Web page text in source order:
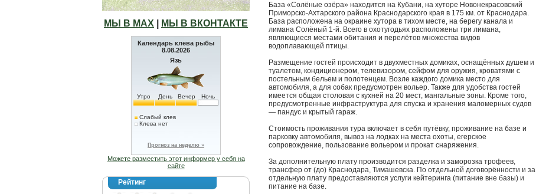
МЫ В МАХ МЫ В ВКОНТАКТЕ
Календарь клева рыбы
8.08.2026
Язь
Утро День Вечер Ночь
Слабый клев
Клева нет
Прогноз на неделю »
Можете разместить этот информер у себя на
сайте
Рейтинг
База «Солёные озёра» находится на Кубани, на хуторе Новонекрасовский
Приморско-Ахтарского района Краснодарского края в 175 км. от Краснодара.
База расположена на окраине хутора в тихом месте, на берегу канала и
лимана Солёный 1-й. Всего в охотугодьях расположены три лимана,
являющиеся местами обитания и перелётов множества видов
водоплавающей птицы.
Размещение гостей происходит в двухместных домиках, оснащённых душем и
туалетом, кондиционером, телевизором, сейфом для оружия, кроватями с
постельным бельем и полотенцем. Возле каждого домика место для
автомобиля, а для собак предусмотрен вольер. Также для удобства гостей
имеется общая столовая с кухней на 20 мест, мангальные зоны. Кроме того,
предусмотренные инфраструктура для спуска и хранения маломерных судов
— пандус и крытый гараж.
Стоимость проживания тура включает в себя путёвку, проживание на базе и
парковку автомобиля, вывоз на лодках на места охоты, егерское
сопровождение, пользование вольером и прокат снаряжения.
За дополнительную плату производится разделка и заморозка трофеев,
трансфер от (до) Краснодара, Тимашевска. По отдельной договорённости и за
отдельную плату предоставляются услуги кейтеринга (питание вне базы) и
питание на базе.